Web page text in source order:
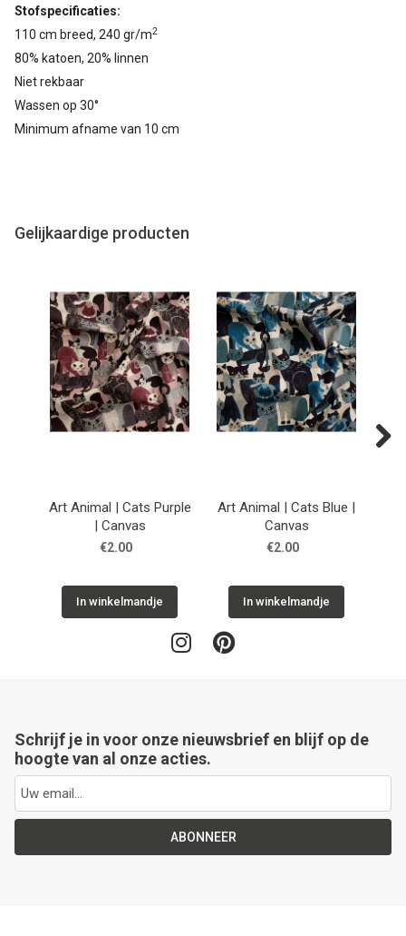
Stofspecificaties:
110 cm breed, 240 gr/m2
80% katoen, 20% linnen
Niet rekbaar
Wassen op 30°
Minimum afname van 10 cm
Gelijkaardige producten
Art Animal | Cats Purple
| Canvas
€2.00
In winkelmandje
Art Animal | Cats Blue |
Canvas
€2.00
In winkelmandje
Schrijf je in voor onze nieuwsbrief en blijf op de
hoogte van al onze acties.
ABONNEER